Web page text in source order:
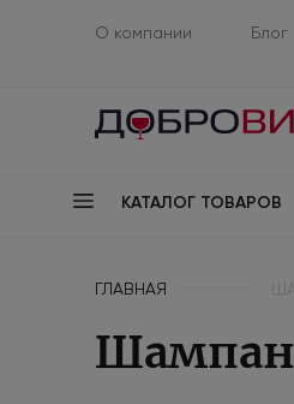
О компании Блог
КАТАЛОГ ТОВАРОВ
ГЛАВНАЯ